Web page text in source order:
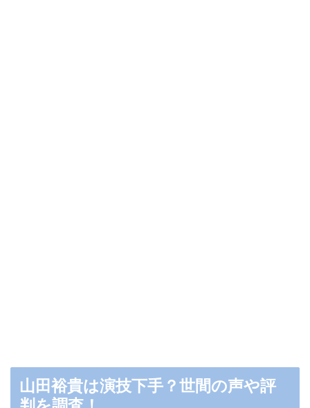
山田裕貴は演技下手？世間の声や評